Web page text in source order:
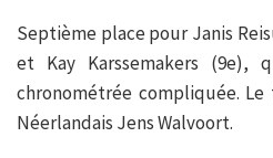
Septième place pour Janis
et Kay Karssemakers (9e),
chronométrée compliquée.
Néerlandais Jens Walvoort.